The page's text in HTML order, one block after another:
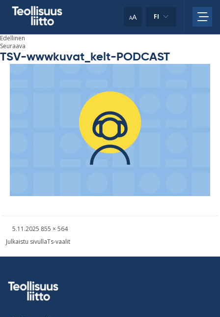
AA FI
Edellinen
Seuraava
TSV-wwwkuvat_kelt-PODCAST
Kirjoitettu
5.11.2025 Täysikokoinen
855 × 564
Artikkelien
Julkaistu sivullaTs-vaalit